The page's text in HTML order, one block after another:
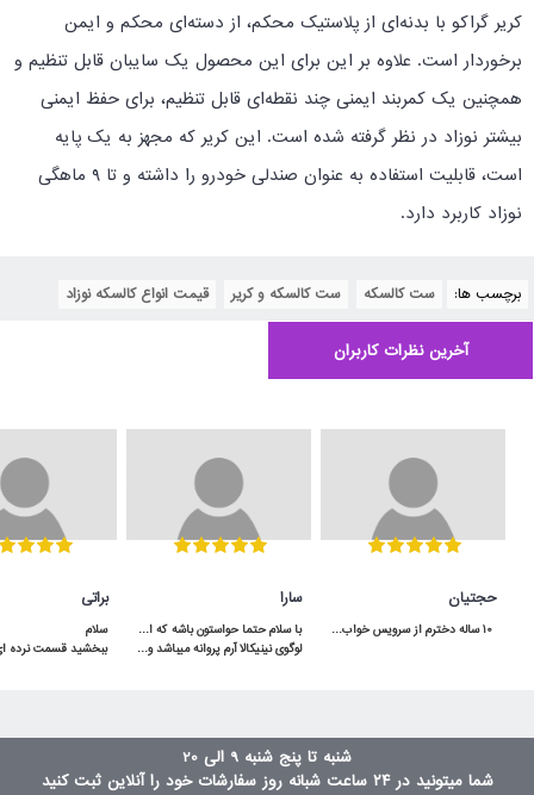
کریر گراکو با بدنه‌ای از پلاستیک محکم، از دسته‌ای محکم و ایمن
برخوردار است. علاوه بر این برای این محصول یک سایبان قابل تنظیم و
همچنین یک کمربند ایمنی چند نقطه‌ای قابل تنظیم، برای حفظ ایمنی
بیشتر نوزاد در نظر گرفته شده است. این کریر که مجهز به یک پایه
است، قابلیت استفاده به عنوان صندلی خودرو را داشته و تا 9 ماهگی
نوزاد کاربرد دارد.
برچسب ها: ست کالسکه ست کالسکه و کریر قیمت انواع کالسکه نوزاد
آخرین نظرات کاربران
حجتیان
10 ساله دخترم از سرویس خواب آپادانا استفاده میکنه هنوووووز مثل روز اولشه محکم و عااالی
سارا
لوگوی نینیکالا آرم پروانه میباشد و باید دقت کنن و آدرس سایت هم ninikala.com
براتی
شنبه تا پنج شنبه 9 الی 20
شما میتونید در ۲۴ ساعت شبانه روز سفارشات خود را آنلاین ثبت کنید